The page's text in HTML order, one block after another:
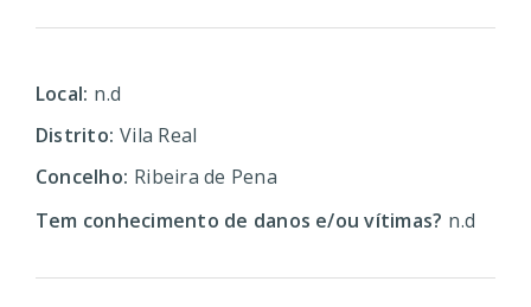
Local: n.d
Distrito: Vila Real
Concelho: Ribeira de Pena
Tem conhecimento de danos e/ou vítimas? n.d